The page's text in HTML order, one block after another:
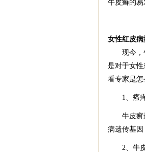
牛皮癣的易
女性红皮
现今，牛
是对于女
看专家是怎
1、瘙痒
牛皮癣最
病遗传基因
2、牛皮